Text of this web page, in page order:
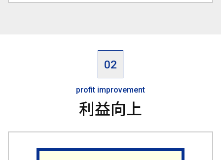
profit improvement
利益向上